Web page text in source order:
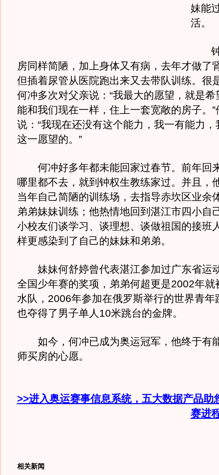
妹能
活。
钟
房同样简陋，加上身体又有病，去年才做了
但插着尿管从医院跑出来又去带队训练。很
何冲多次对父亲说：“我最大的愿望，就是
能和我们现在一样，住上一套宽敞的房子。”
说：“我现在还没有这个能力，我一有能力
这一愿望的。”
何冲好多年都未能回家过春节。前年回
哪里都不去，就到钟权生教练家过。并且，
当年自己简陋的训练场，去指导赤坎区业余
弟弟妹妹训练；他热情地回到湛江市四小自
小校友们谈学习、谈理想、谈做祖国的接
样更感染到了自己的妹妹和弟弟。
妹妹何舒婷曾代表湛江参加过广东省运
全国少年赛的奖项，弟弟何超更是2002年就
水队，2006年参加在俄罗斯举行的世界青年
也夺得了男子单人10米跳台的金牌。
如今，何冲已成为奥运冠军，他终于有
师买房的心愿。
>>进入奥运赛事信息系统，五大数据产品助
赛进
相关新闻